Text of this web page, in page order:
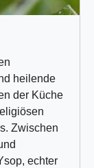
heilende
der Küche
Zwischen
echter